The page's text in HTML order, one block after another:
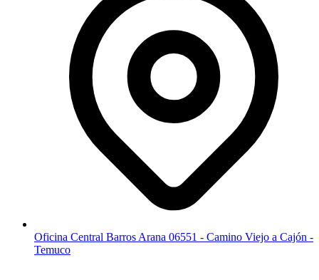
Oficina Central Barros Arana 06551 - Camino Viejo a Cajón -
Temuco